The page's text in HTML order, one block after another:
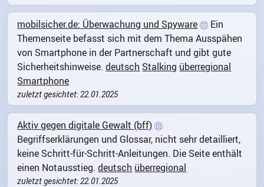
mobilsicher.de: Überwachung und Spyware
Ein
Themenseite befasst sich mit dem Thema Ausspähen
von Smartphone in der Partnerschaft und gibt gute
Sicherheitshinweise. deutsch Stalking überregional
Smartphone
zuletzt gesichtet: 22.01.2025
Aktiv gegen digitale Gewalt (bff)
Begriffserklärungen und Glossar, nicht sehr detailliert,
keine Schritt-für-Schritt-Anleitungen. Die Seite enthält
einen Notausstieg. deutsch überregional
zuletzt gesichtet: 22.01.2025